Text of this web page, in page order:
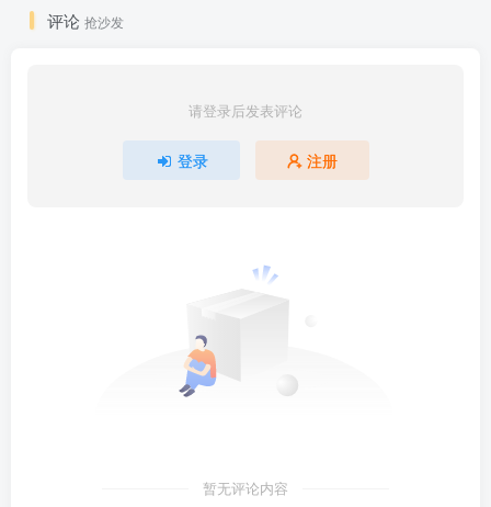
评论 抢沙发
请登录后发表评论
登录 注册
暂无评论内容